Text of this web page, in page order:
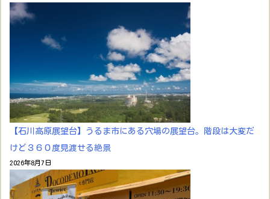
【石川高原展望台】うるま市にある穴場の展望台。階段は大変だ
けど３６０度見渡せる絶景
2026年8月7日